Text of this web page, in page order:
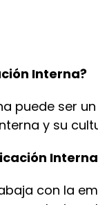
Interna?
puede ser
y su
con la